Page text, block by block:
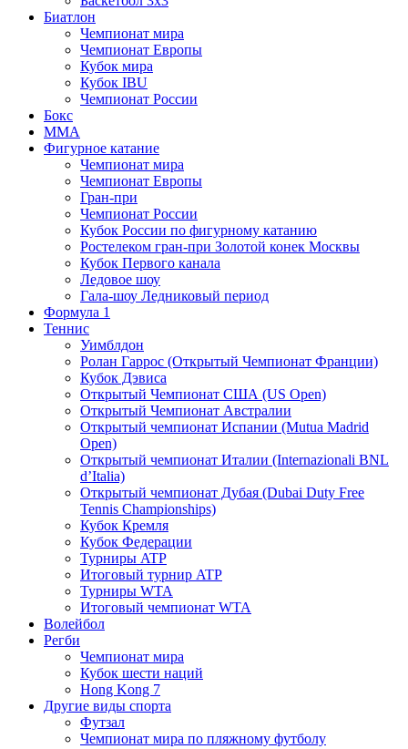
Биатлон
Чемпионат мира
Чемпионат Европы
Кубок мира
Кубок IBU
Чемпионат России
Бокс
MMA
Фигурное катание
Чемпионат мира
Чемпионат Европы
Гран-при
Чемпионат России
Кубок России по фигурному катанию
Ростелеком гран-при Золотой конек Москвы
Кубок Первого канала
Ледовое шоу
Гала-шоу Ледниковый период
Формула 1
Теннис
Уимблдон
Ролан Гаррос (Открытый Чемпионат Франции)
Кубок Дэвиса
Открытый Чемпионат США (US Open)
Открытый Чемпионат Австралии
Открытый чемпионат Испании (Mutua Madrid
Open)
Открытый чемпионат Италии (Internazionali BNL
d’Italia)
Открытый чемпионат Дубая (Dubai Duty Free
Tennis Championships)
Кубок Кремля
Кубок Федерации
Турниры ATP
Итоговый турнир ATP
Турниры WTA
Итоговый чемпионат WTA
Волейбол
Регби
Чемпионат мира
Кубок шести наций
Hong Kong 7
Другие виды спорта
Футзал
Чемпионат мира по пляжному футболу